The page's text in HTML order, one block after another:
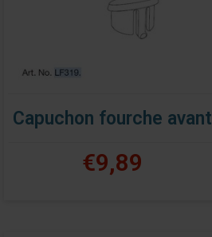
Capuchon fourche avant
€9,89